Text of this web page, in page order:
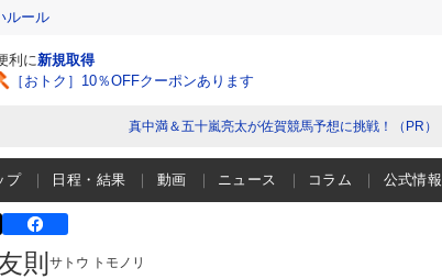
ルール
利に新規取得
［おトク］10％OFFクーポンあります
真中満＆五十嵐亮太が佐賀競馬予想に挑戦！（PR）
プ 日程・結果 動画 ニュース コラム 公式情報
則 サトウ トモノリ